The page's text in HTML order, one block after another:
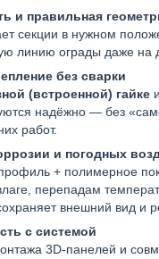
и правильная
секции в нужном
линию ограды даже на
без сварки
(встроенной) гайке
надёжно — без
работ.
и погодных
+ полимерное
перепадам
внешний вид и
с системой
3D-панелей и